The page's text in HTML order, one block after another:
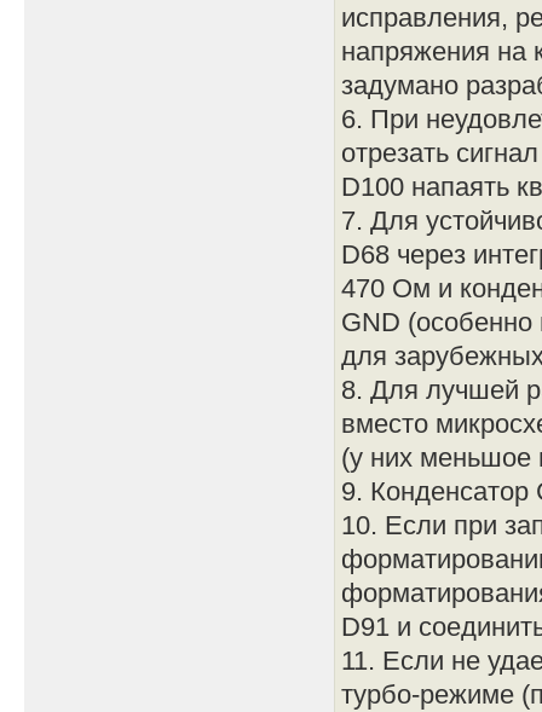
исправления,
напряжения на
задумано
6. При
отрезать
D100 напаять
7. Для
D68 через
470 Ом и
GND (особенно
для
8. Для лучшей
вместо
(у них меньшое
9. Конденсатор
10. Если при
D91 и
11. Если не
турбо-режиме